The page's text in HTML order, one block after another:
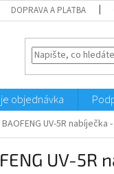
DOPRAVA A PLATBA
objednávka
BAOFENG UV-5R
UV-